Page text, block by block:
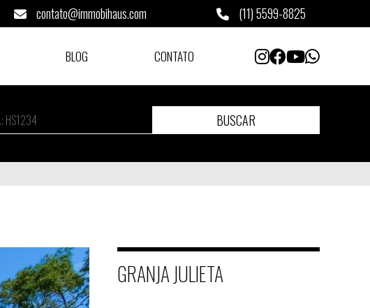
contato@immobihaus.com (11) 5599-8825
BLOG CONTATO
BUSCAR
GRANJA JULIETA